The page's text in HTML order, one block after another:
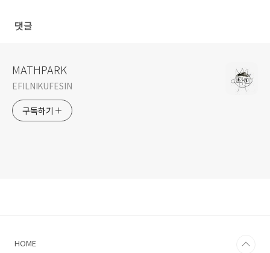
댓글
MATHPARK
EFILNIKUFESIN
구독하기
HOME